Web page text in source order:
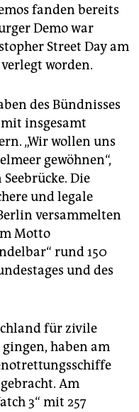
fanden bereits
Demo war
Street Day am
worden.
des Bündnisses
mit insgesamt
„Wir wollen uns
gewöhnen“,
Die
und legale
versammelten
Motto
rund 150
und des
für zivile
haben am
Am
3“ mit 257